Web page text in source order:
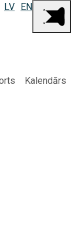
LV EN
Kalendārs